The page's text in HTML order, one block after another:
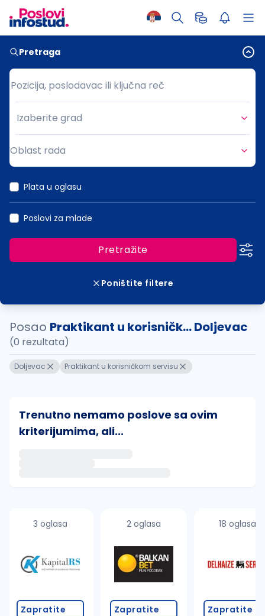
Pretraga
Pozicija, poslodavac ili ključna reč
Pozicija, poslodavac ili ključna reč
Grad
Izaberite grad
Oblast rada
Plata u oglasu
Poslovi za mlade
Pretražite
Poništite filtere
Posao Praktikant u korisničk... Doljevac
(0 rezultata)
Doljevac Praktikant u korisničkom servisu
Trenutno nemamo poslove sa ovim
kriterijumima, ali...
Takođe možete da:
proverite pravopisne greške (koristite č, ć, š, đ,
promenite odabrane filtere pretrage
3 oglasa
Zapratite
2 oglasa
Zapratite
18 oglasa
Zapratite